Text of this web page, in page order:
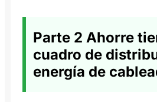
Parte 2 Ahorre
cuadro de
energía de